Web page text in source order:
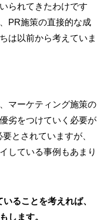
られてきたわけです
PR施策の直接的な成
は以前から考えていま
マーケティング施策の
劣をつけていく必要が
とされていますが、
している事例もあまり
ることを考えれば、
します。